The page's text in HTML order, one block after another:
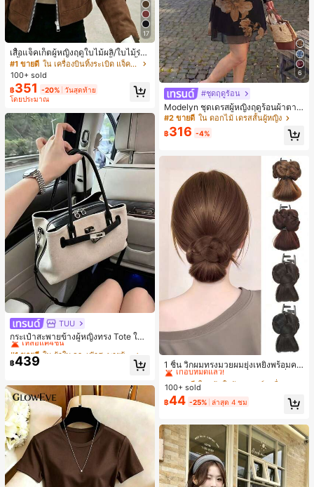
17
เสื้อแจ็คเก็ตผู้หญิงฤดูใบไม้ผลิ/ใบไม้ร่วง
สีพื้น หนังเทียม สไตล์ปกคอเสื้อ ซิปขึ้น
แขนยาว สไตล์ลำลอง วิทยาลัย สนามบิ
น เสื้อนอก สีน้ำตาล สไตล์สบายๆ ฤดูใบ
ไม้ร่วง
#1 ขายดี
ใน เครื่องบินทิ้งระเบิด แจ็คเก็ตผู้หญิง
100+ sold
฿351 -20% วันสุดท้าย
โดยประมาณ
TUU
กระเป๋าสะพายข้างผู้หญิงทรง Tote ใบเ
ล็ก สไตล์วินเทจ ผิวด้าน คอลเลกชันให
ม่ฤดูร้อน 2026 สำหรับเดินทางไปทำงา
น แมตช์ง่าย
#1 ขายดี
เหลือแค่4ชิ้น
#1 ขายดี
เหลือแค่4ชิ้น
#1 ขายดี
เหลือแค่4ชิ้น
เหลือแค่4ชิ้น
฿439
6
#ชุดฤดูร้อน
Modelyn ชุดเดรสผู้หญิงฤดูร้อนผ้าตาข่
ายพิมพ์ลาย คอไม่สมมาตร จับจีบ หรูหร
า เซ็กซี่
#2 ขายดี ใน ดอกไม้ เดรสสั้นผู้หญิง
฿316 -4%
1 ชิ้น วิกผมทรงมวยผมยุ่งเหยิงพร้อมคลิ
ปหนีบผม, คลิปหนีบผมสังเคราะห์ที่ได้รั
บการอัปเกรดแฟชั่น, วิกผมเส้นใยทนคว
ามร้อนสูงที่ออกแบบมาสำหรับผู้หญิง, ใ
ช้งานง่ายโดยไม่ต้องใช้เครื่องมือ, เหมา
สมบูรณ์แบบสำหรับผู้หญิง คลิปหนีบผม
คลิปหนีบผมสบายๆ แฟชั่นผม คลิปหนีบ
ผมหรูหรา ฤดูร้อน ชายหาด วันหยุด
#3 ขายดี
ใน เส้นใยสังเคราะห์ เครื่องประดับผมผู้หญิง
เกือบหมดแล้ว!
#3 ขายดี
เกือบหมดแล้ว!
#3 ขายดี
เกือบหมดแล้ว!
#3 ขายดี
ใน เส้นใยสังเคราะห์ เครื่องประดับผมผู้หญิง
100+ sold
฿44 -25% ล่าสุด 4 ชม